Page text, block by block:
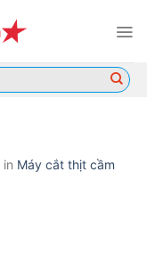
in Máy cắt thịt cầm